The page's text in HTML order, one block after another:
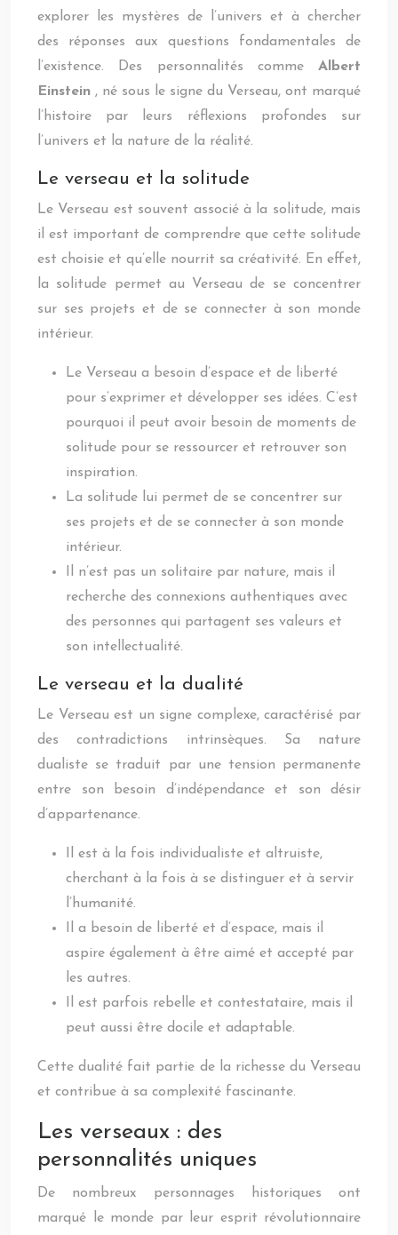
explorer les mystères de l’univers et à chercher
des réponses aux questions fondamentales de
l’existence. Des personnalités comme Albert
Einstein , né sous le signe du Verseau, ont marqué
l’histoire par leurs réflexions profondes sur
l’univers et la nature de la réalité.
Le verseau et la solitude
Le Verseau est souvent associé à la solitude, mais
il est important de comprendre que cette solitude
est choisie et qu’elle nourrit sa créativité. En effet,
la solitude permet au Verseau de se concentrer
sur ses projets et de se connecter à son monde
intérieur.
Le Verseau a besoin d’espace et de liberté
pour s’exprimer et développer ses idées. C’est
pourquoi il peut avoir besoin de moments de
solitude pour se ressourcer et retrouver son
inspiration.
La solitude lui permet de se concentrer sur
ses projets et de se connecter à son monde
intérieur.
Il n’est pas un solitaire par nature, mais il
recherche des connexions authentiques avec
des personnes qui partagent ses valeurs et
son intellectualité.
Le verseau et la dualité
Le Verseau est un signe complexe, caractérisé par
des contradictions intrinsèques. Sa nature
dualiste se traduit par une tension permanente
entre son besoin d’indépendance et son désir
d’appartenance.
Il est à la fois individualiste et altruiste,
cherchant à la fois à se distinguer et à servir
l’humanité.
Il a besoin de liberté et d’espace, mais il
aspire également à être aimé et accepté par
les autres.
Il est parfois rebelle et contestataire, mais il
peut aussi être docile et adaptable.
Cette dualité fait partie de la richesse du Verseau
et contribue à sa complexité fascinante.
Les verseaux : des
personnalités uniques
De nombreux personnages historiques ont
marqué le monde par leur esprit révolutionnaire